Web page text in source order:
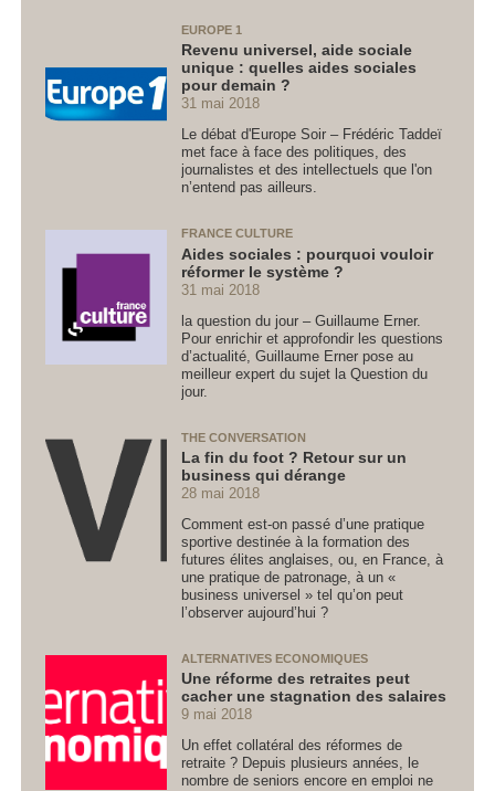
EUROPE 1
Revenu universel, aide sociale
unique : quelles aides sociales
pour demain ?
31 mai 2018
Le débat d'Europe Soir – Frédéric Taddeï
met face à face des politiques, des
journalistes et des intellectuels que l'on
n’entend pas ailleurs.
FRANCE CULTURE
Aides sociales : pourquoi vouloir
réformer le système ?
31 mai 2018
la question du jour – Guillaume Erner.
Pour enrichir et approfondir les questions
d’actualité, Guillaume Erner pose au
meilleur expert du sujet la Question du
jour.
THE CONVERSATION
La fin du foot ? Retour sur un
business qui dérange
28 mai 2018
Comment est-on passé d’une pratique
sportive destinée à la formation des
futures élites anglaises, ou, en France, à
une pratique de patronage, à un «
business universel » tel qu’on peut
l’observer aujourd’hui ?
ALTERNATIVES ECONOMIQUES
Une réforme des retraites peut
cacher une stagnation des salaires
9 mai 2018
Un effet collatéral des réformes de
retraite ? Depuis plusieurs années, le
nombre de seniors encore en emploi ne